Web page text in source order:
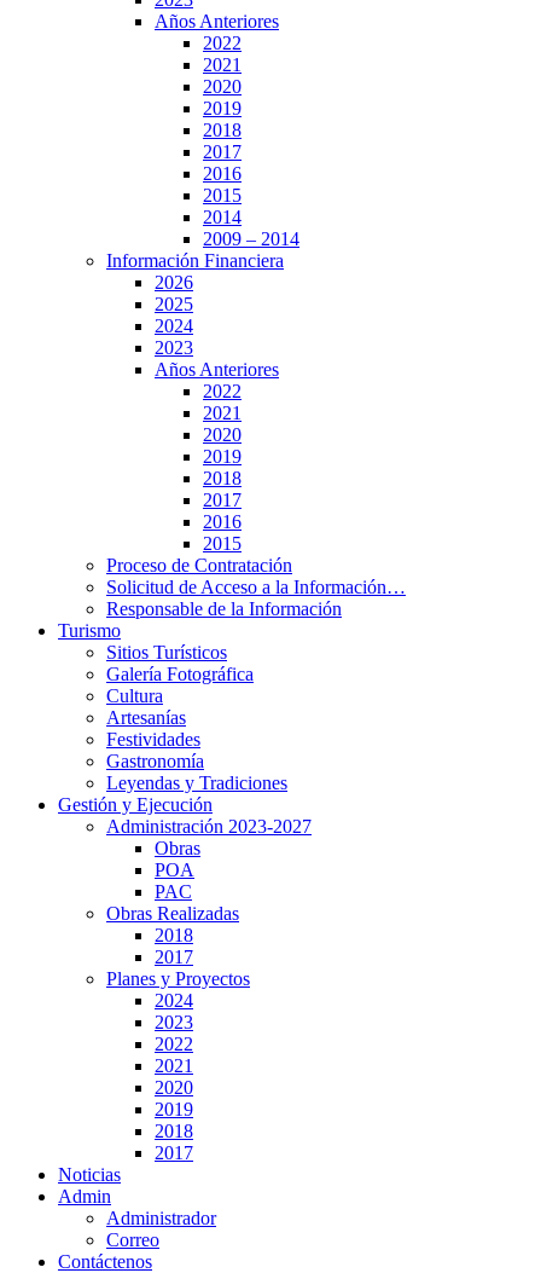
Años Anteriores
2022
2021
2020
2019
2018
2017
2016
2015
2014
2009 – 2014
Información Financiera
2026
2025
2024
2023
Años Anteriores
2022
2021
2020
2019
2018
2017
2016
2015
Proceso de Contratación
Solicitud de Acceso a la Información…
Responsable de la Información
Turismo
Sitios Turísticos
Galería Fotográfica
Cultura
Artesanías
Festividades
Gastronomía
Leyendas y Tradiciones
Gestión y Ejecución
Administración 2023-2027
Obras
POA
PAC
Obras Realizadas
2018
2017
Planes y Proyectos
2024
2023
2022
2021
2020
2019
2018
2017
Noticias
Admin
Administrador
Correo
Contáctenos